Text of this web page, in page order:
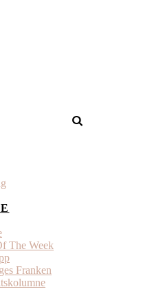
The Week
Franken